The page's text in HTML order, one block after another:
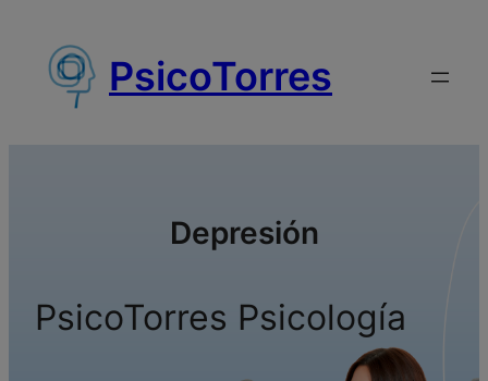
contenido
PsicoTorres
Depresión
PsicoTorres Psicología